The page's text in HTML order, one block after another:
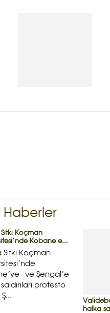
Haberler
Koçman
Kobane e...
Sıtkı Koçman
ve Şengal’e
saldırıları protesto
halka